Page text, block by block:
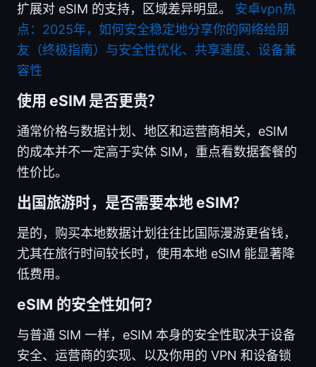
扩展对 eSIM 的支持，区域差异明显。 安卓vpn热
点：2025年，如何安全稳定地分享你的网络给朋
友（终极指南）与安全性优化、共享速度、设备兼
容性
使用 eSIM 是否更贵？
通常价格与数据计划、地区和运营商相关，eSIM
的成本并不一定高于实体 SIM，重点看数据套餐的
性价比。
出国旅游时，是否需要本地 eSIM？
是的，购买本地数据计划往往比国际漫游更省钱，
尤其在旅行时间较长时，使用本地 eSIM 能显著降
低费用。
eSIM 的安全性如何？
与普通 SIM 一样，eSIM 本身的安全性取决于设备
安全、运营商的实现、以及你用的 VPN 和设备锁